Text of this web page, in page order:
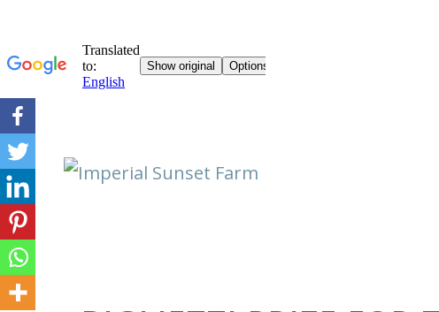
Skip
to
content